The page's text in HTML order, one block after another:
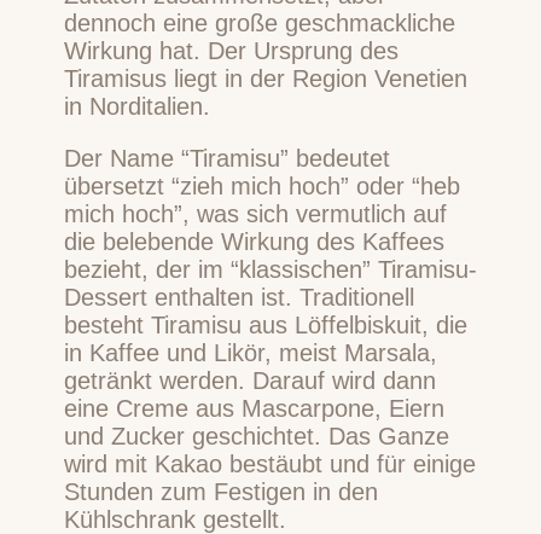
dennoch eine große geschmackliche
Wirkung hat. Der Ursprung des
Tiramisus liegt in der Region Venetien
in Norditalien.
Der Name “Tiramisu” bedeutet
übersetzt “zieh mich hoch” oder “heb
mich hoch”, was sich vermutlich auf
die belebende Wirkung des Kaffees
bezieht, der im “klassischen” Tiramisu-
Dessert enthalten ist. Traditionell
besteht Tiramisu aus Löffelbiskuit, die
in Kaffee und Likör, meist Marsala,
getränkt werden. Darauf wird dann
eine Creme aus Mascarpone, Eiern
und Zucker geschichtet. Das Ganze
wird mit Kakao bestäubt und für einige
Stunden zum Festigen in den
Kühlschrank gestellt.